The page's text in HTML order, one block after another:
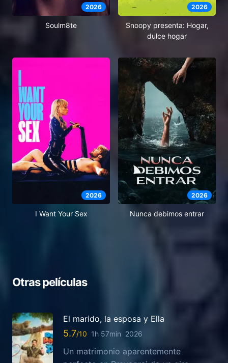
2026
Soulm8te
2026
Snoopy presenta: Hogar,
dulce hogar
2026
I Want Your Sex
2026
Nunca debimos entrar
Otras películas
El marido, la esposa y Ella
5.7 1h 57min 2026
Un matrimonio aparentemente